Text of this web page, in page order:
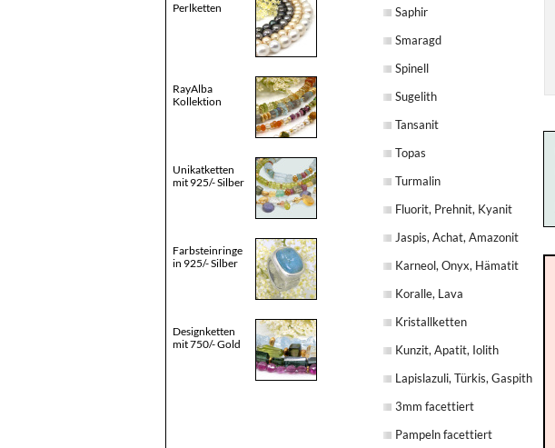
Perlketten
RayAlba
Kollektion
Unikatketten
mit 925/- Silber
Farbsteinringe
in 925/- Silber
Designketten
mit 750/- Gold
Saphir
Smaragd
Spinell
Sugelith
Tansanit
Topas
Turmalin
Fluorit, Prehnit, Kyanit
Jaspis, Achat, Amazonit
Karneol, Onyx, Hämatit
Koralle, Lava
Kristallketten
Kunzit, Apatit, Iolith
Lapislazuli, Türkis, Gaspith
3mm facettiert
Pampeln facettiert